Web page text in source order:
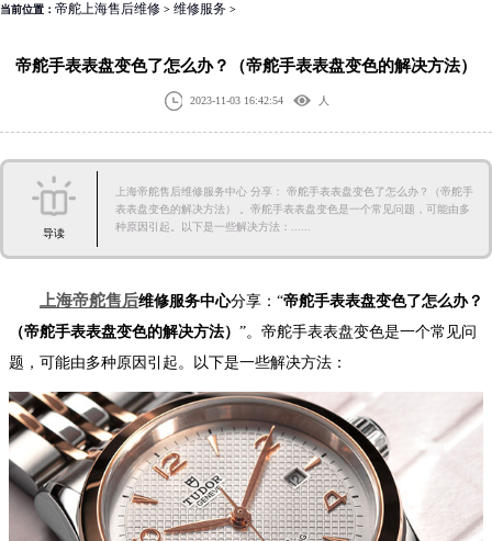
当前位置： 帝舵上海售后维修 > 维修服务 >
帝舵手表表盘变色了怎么办？（帝舵手表表盘变色的解决方法）
2023-11-03 16:42:54 人
导读
上海帝舵售后维修服务中心 分享： 帝舵手表表盘变色了怎么办？（帝舵手
表表盘变色的解决方法） 。帝舵手表表盘变色是一个常见问题，可能由多
种原因引起。以下是一些解决方法：......
上海帝舵售后维修服务中心分享：“帝舵手表表盘变色了怎么办？
（帝舵手表表盘变色的解决方法） ”。帝舵手表表盘变色是一个常见问
题，可能由多种原因引起。以下是一些解决方法：